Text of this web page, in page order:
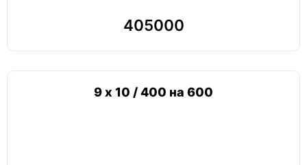
405000
9 х 10 / 400 на 600